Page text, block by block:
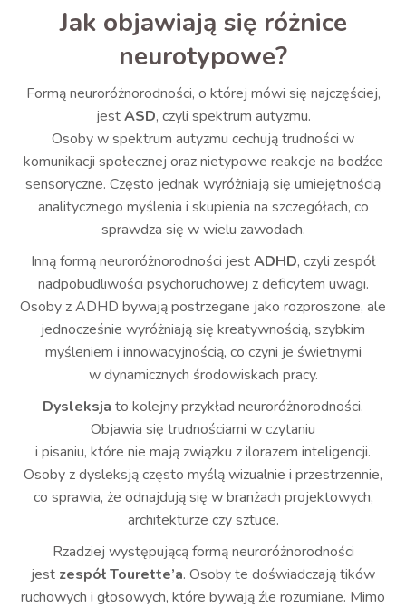
Jak objawiają się różnice
neurotypowe?
Formą neuroróżnorodności, o której mówi się najczęściej,
jestASD, czyli spektrum autyzmu.
Osoby w spektrum autyzmu cechują trudności w
komunikacji społecznej oraz nietypowe reakcje na bodźce
sensoryczne. Często jednak wyróżniają się umiejętnością
analitycznego myślenia i skupienia na szczegółach, co
sprawdza się w wielu zawodach.
Inną formą neuroróżnorodności jestADHD, czyli zespół
nadpobudliwości psychoruchowej z deficytem uwagi.
Osoby z ADHD bywają postrzegane jako rozproszone, ale
jednocześnie wyróżniają się kreatywnością, szybkim
myśleniem i innowacyjnością, co czyni je świetnymi
w dynamicznych środowiskach pracy.
Dysleksja to kolejny przykład neuroróżnorodności.
Objawia się trudnościami w czytaniu
i pisaniu, które nie mają związku z ilorazem inteligencji.
Osoby z dysleksją często myślą wizualnie i przestrzennie,
co sprawia, że odnajdują się w branżach projektowych,
architekturze czy sztuce.
Rzadziej występującą formą neuroróżnorodności
jest zespół Tourette’a. Osoby te doświadczają tików
ruchowych i głosowych, które bywają źle rozumiane. Mimo